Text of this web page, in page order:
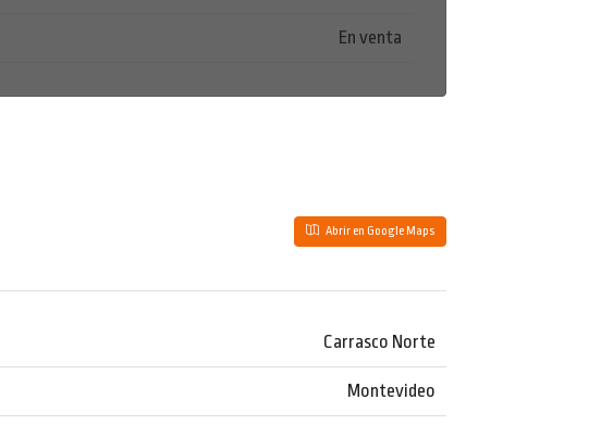
En venta
Abrir en Google Maps
Carrasco Norte
Montevideo